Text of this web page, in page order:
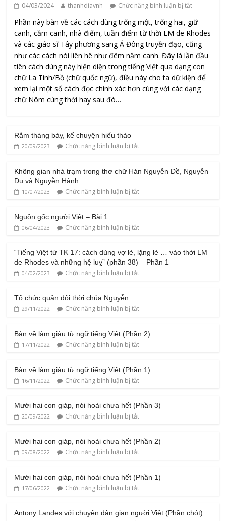
04/03/2024 thanhdiavnh Chức năng bình luận bị tắt
Phần này bàn về các cách dùng trống một, trống hai, giữ
canh, cầm canh, nhà điếm, tuần điếm từ thời LM de Rhodes
và các giáo sĩ Tây phương sang Á Đông truyền đạo, cũng
như các cách nói liên hê như đêm năm canh. Đây là lần đầu
tiên cách dùng này hiện diện trong tiếng Việt qua dạng con
chữ La Tinh/Bồ (chữ quốc ngữ), điều này cho ta dữ kiện để
xem lại một số cách đọc chính xác hơn cùng với các dạng
chữ Nôm cùng thời hay sau đó…
Rằm tháng bảy, kể chuyện hiếu thảo
20/09/2023 Chức năng bình luận bị tắt
Không gian nhà trạm trong thơ chữ Hán Nguyễn Đề, Nguyễn
Du và Nguyễn Hành
10/07/2023 Chức năng bình luận bị tắt
Nguồn gốc người Việt – Bài 1
06/04/2023 Chức năng bình luận bị tắt
“Tiếng Việt từ TK 17: cách dùng vợ lẻ, lặng lẻ … vào thời LM
de Rhodes và những hệ luỵ” (phần 38) – Phần 1
04/02/2023 Chức năng bình luận bị tắt
Tổ chức quân đội thời chúa Nguyễn
29/11/2022 Chức năng bình luận bị tắt
Bàn về làm giàu từ ngữ tiếng Việt (Phần 2)
17/11/2022 Chức năng bình luận bị tắt
Bàn về làm giàu từ ngữ tiếng Việt (Phần 1)
16/11/2022 Chức năng bình luận bị tắt
Mười hai con giáp, nói hoài chưa hết (Phần 3)
20/09/2022 Chức năng bình luận bị tắt
Mười hai con giáp, nói hoài chưa hết (Phần 2)
09/08/2022 Chức năng bình luận bị tắt
Mười hai con giáp, nói hoài chưa hết (Phần 1)
17/06/2022 Chức năng bình luận bị tắt
Antony Landes với chuyện dân gian người Việt (Phần chót)